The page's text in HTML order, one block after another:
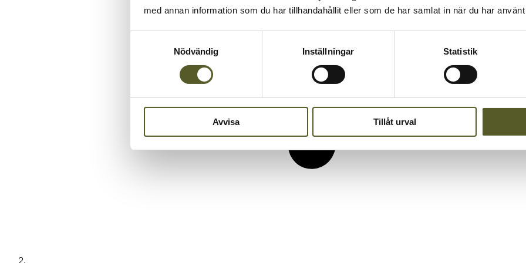
med annan information som du har tillhandahållit eller som de har samlat in när du har
Nödvändig
Inställningar Statistik
Avvisa Tillåt urval